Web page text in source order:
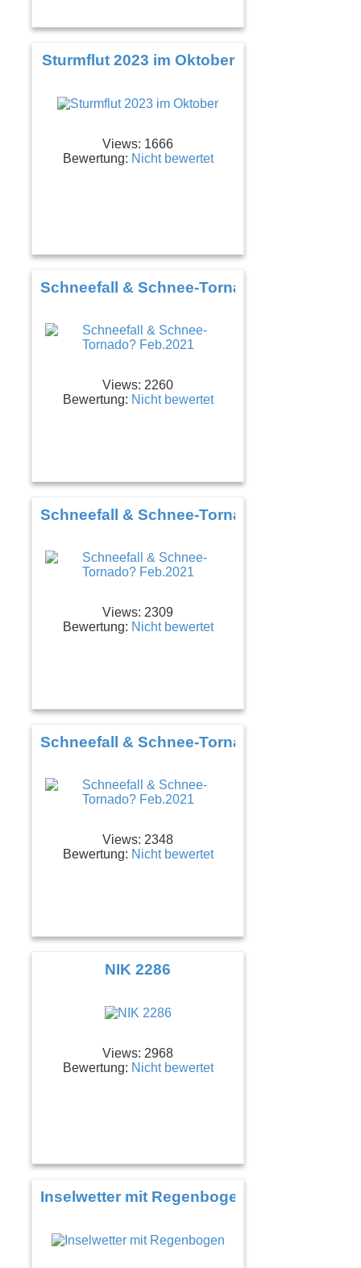
Sturmflut 2023 im Oktober
Views: 1666
Bewertung: Nicht bewertet
Schneefall & Schnee-Tornado? Feb.2021
Views: 2260
Bewertung: Nicht bewertet
Schneefall & Schnee-Tornado? Feb.2021
Views: 2309
Bewertung: Nicht bewertet
Schneefall & Schnee-Tornado? Feb.2021
Views: 2348
Bewertung: Nicht bewertet
NIK 2286
Views: 2968
Bewertung: Nicht bewertet
Inselwetter mit Regenbogen